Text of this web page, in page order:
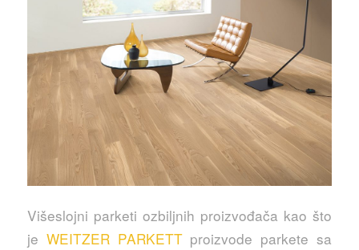
Višeslojni parketi ozbiljnih proizvođača kao što
je WEITZER PARKETTproizvode parkete sa